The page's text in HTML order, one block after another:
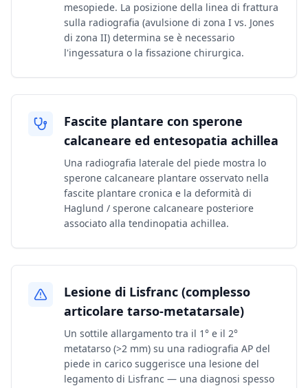
mesopiede. La posizione della linea di frattura
sulla radiografia (avulsione di zona I vs. Jones
di zona II) determina se è necessario
l'ingessatura o la fissazione chirurgica.
Fascite plantare con sperone
calcaneare ed entesopatia achillea
Una radiografia laterale del piede mostra lo
sperone calcaneare plantare osservato nella
fascite plantare cronica e la deformità di
Haglund / sperone calcaneare posteriore
associato alla tendinopatia achillea.
Lesione di Lisfranc (complesso
articolare tarso-metatarsale)
Un sottile allargamento tra il 1° e il 2°
metatarso (>2 mm) su una radiografia AP del
piede in carico suggerisce una lesione del
legamento di Lisfranc — una diagnosi spesso